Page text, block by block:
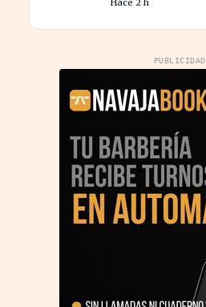
familiar
Hace 2 h
PUBLICIDAD